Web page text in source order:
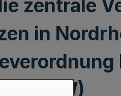
zentrale
in
NRW)